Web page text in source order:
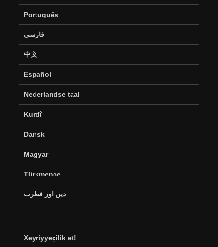
Português
فارسی
中文
Español
Nederlandse taal
Kurdî
Dansk
Magyar
Türkmence
دین اور فطرت
Xeyriyyəçilik et!